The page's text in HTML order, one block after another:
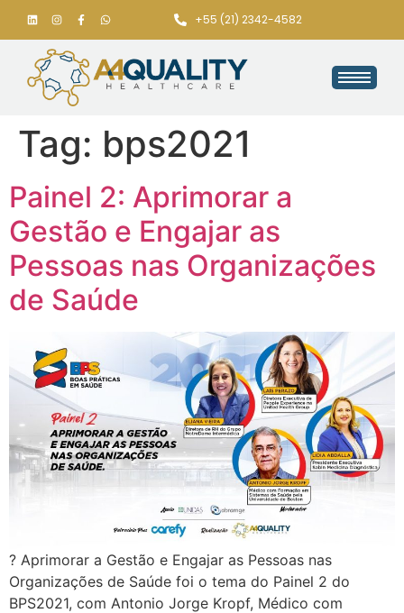
+55 (21) 2342-4582
Tag: bps2021
Painel 2: Aprimorar a
Gestão e Engajar as
Pessoas nas Organizações
de Saúde
? Aprimorar a Gestão e Engajar as Pessoas nas
Organizações de Saúde foi o tema do Painel 2 do
BPS2021, com Antonio Jorge Kropf, Médico com